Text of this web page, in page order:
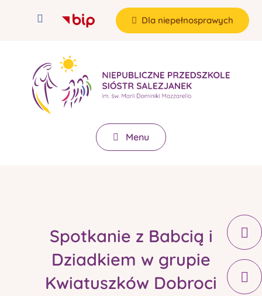
Dla niepełnosprawych
Menu
Spotkanie z Babcią i
Dziadkiem w grupie
Kwiatuszków Dobroci